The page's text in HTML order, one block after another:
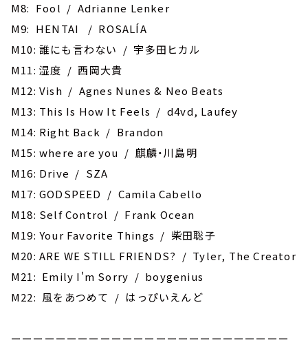
M8: Fool / Adrianne Lenker
M9: HENTAI / ROSALÍA
M10: 誰にも言わない / 宇多田ヒカル
M11: 湿度 / 西岡大貴
M12: Vish / Agnes Nunes & Neo Beats
M13: This Is How It Feels / d4vd, Laufey
M14: Right Back / Brandon
M15: where are you / 麒麟・川島明
M16: Drive / SZA
M17: GODSPEED / Camila Cabello
M18: Self Control / Frank Ocean
M19: Your Favorite Things / 柴田聡子
M20: ARE WE STILL FRIENDS? / Tyler, The Creator
M21: Emily I'm Sorry / boygenius
M22: 風をあつめて / はっぴいえんど
ーーーーーーーーーーーーーーーーーーーーーーーーー